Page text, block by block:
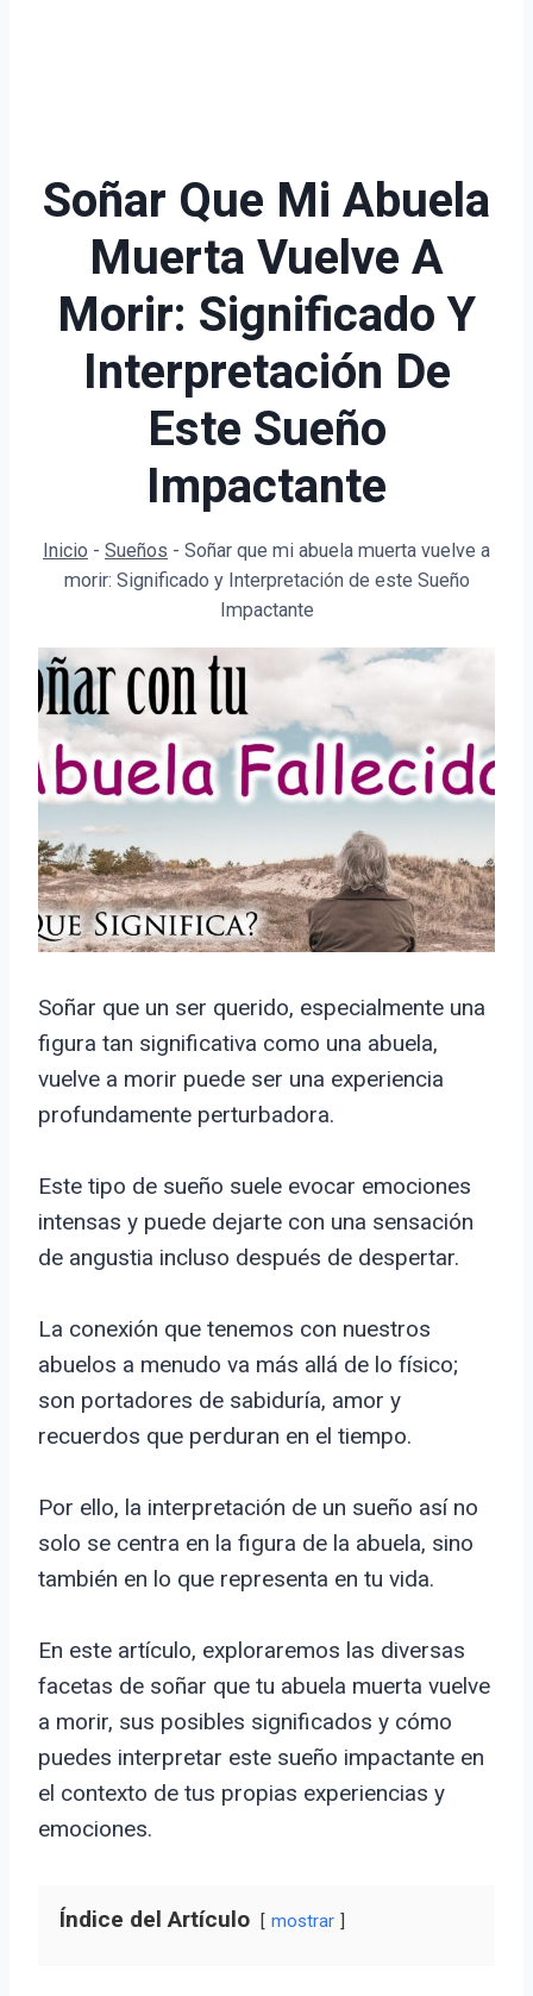
Soñar Que Mi Abuela
Muerta Vuelve A
Morir: Significado Y
Interpretación De
Este Sueño
Impactante
Inicio - Sueños - Soñar que mi abuela muerta vuelve a
morir: Significado y Interpretación de este Sueño
Impactante
Soñar que un ser querido, especialmente una
figura tan significativa como una abuela,
vuelve a morir puede ser una experiencia
profundamente perturbadora.
Este tipo de sueño suele evocar emociones
intensas y puede dejarte con una sensación
de angustia incluso después de despertar.
La conexión que tenemos con nuestros
abuelos a menudo va más allá de lo físico;
son portadores de sabiduría, amor y
recuerdos que perduran en el tiempo.
Por ello, la interpretación de un sueño así no
solo se centra en la figura de la abuela, sino
también en lo que representa en tu vida.
En este artículo, exploraremos las diversas
facetas de soñar que tu abuela muerta vuelve
a morir, sus posibles significados y cómo
puedes interpretar este sueño impactante en
el contexto de tus propias experiencias y
emociones.
Índice del Artículo mostrar